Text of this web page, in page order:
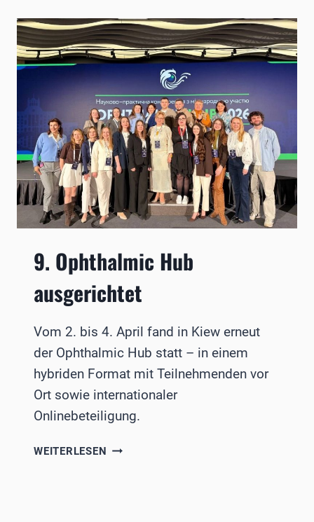
QUALIFIKATIONSKURS
9. Ophthalmic Hub
ausgerichtet
Vom 2. bis 4. April fand in Kiew erneut
der Ophthalmic Hub statt – in einem
hybriden Format mit Teilnehmenden vor
Ort sowie internationaler
Onlinebeteiligung.
WEITERLESEN 9.